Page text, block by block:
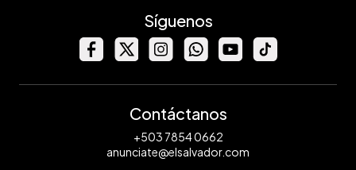
Síguenos
Contáctanos
+503 7854 0662
anunciate@elsalvador.com